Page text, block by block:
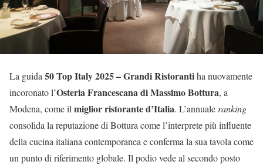
La guida50 Top Italy 2025 – Grandi Ristorantiha nuovamente
incoronato l’Osteria Francescana di Massimo Bottura, a
Modena, come ilmiglior ristorante d’Italia. L’annualeranking
consolida la reputazione di Bottura come l’interprete più influente
della cucina italiana contemporanea e conferma la sua tavola come
un punto di riferimento globale. Il podio vede al secondo posto